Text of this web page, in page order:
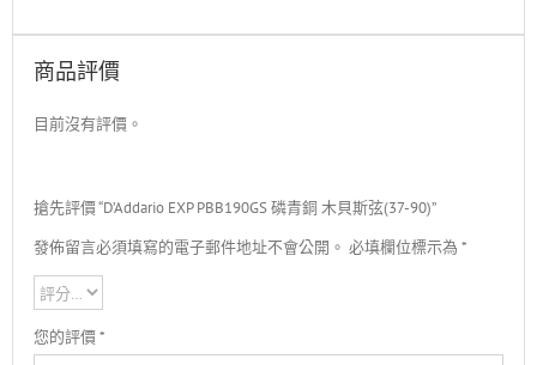
商品評價
目前沒有評價。
搶先評價 “D’Addario EXP PBB190GS 磷青銅 木貝斯弦(37-90)”
發佈留言必須填寫的電子郵件地址不會公開。 必填欄位標示為*
您的評價*